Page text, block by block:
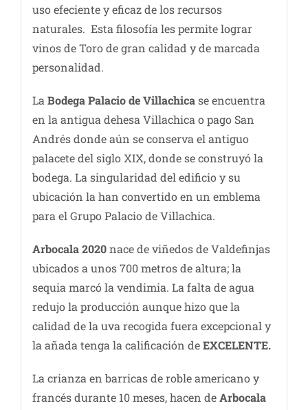
uso efeciente y eficaz de los recursos
naturales. Esta filosofía les permite lograr
vinos de Toro de gran calidad y de marcada
personalidad.
La Bodega Palacio de Villachicase encuentra
en la antigua dehesa Villachica o pago San
Andrés donde aún se conserva el antiguo
palacete del siglo XIX, donde se construyó la
bodega. La singularidad del edificio y su
ubicación la han convertido en un emblema
para el Grupo Palacio de Villachica.
Arbocala 2020nace de viñedos de Valdefinjas
ubicados a unos 700 metros de altura; la
sequia marcó la vendimia. La falta de agua
redujo la producción aunque hizo que la
calidad de la uva recogida fuera excepcional y
la añada tenga la calificación deEXCELENTE.
La crianza en barricas de roble americano y
francés durante 10 meses, hacen deArbocala